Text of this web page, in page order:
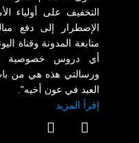
التخفيف على أولياء
الإضطرار إلى دفع
متابعة المدونة وقناة
أي دروس خصوصية
ورسالتي هذه هي من
العبد في عون أخيه".
إقرأ المزيد